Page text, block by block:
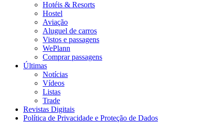
Hotéis & Resorts
Hostel
Aviação
Aluguel de carros
Vistos e passagens
WePlann
Comprar passagens
Últimas
Notícias
Vídeos
Listas
Trade
Revistas Digitais
Política de Privacidade e Proteção de Dados